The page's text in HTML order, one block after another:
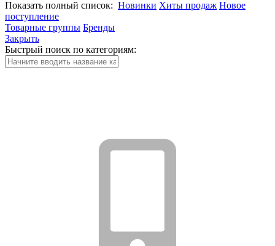
Показать полный список: Новинки Хиты продаж Новое
поступление
Товарные группы Бренды
Закрыть
Быстрый поиск по категориям: